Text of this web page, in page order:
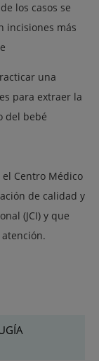
los casos se
incisiones más
una
para extraer la
del bebé
Centro Médico
de calidad y
(JCI) y que